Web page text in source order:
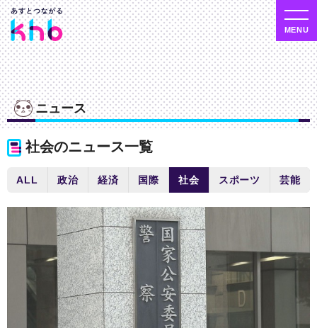
ニュース
社会のニュース一覧
ALL 政治 経済 国際 社会 スポーツ 芸能